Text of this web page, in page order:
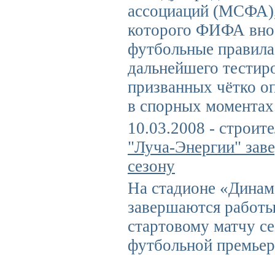
ассоциаций
которого ФИФА
футбольные
дальнейшего
призванных чётко
в спорных
10.03.2008 -
"Луча-Энергии"
сезону
На стадионе
завершаются
стартовому матчу
футбольной